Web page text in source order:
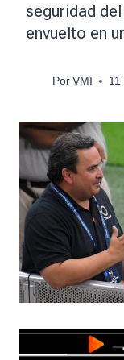
seguridad
envuelto en
Por VMI